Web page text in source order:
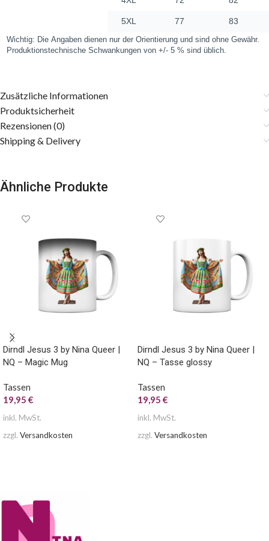
Zusätzliche Informationen
Produktsicherheit
Rezensionen (0)
Shipping & Delivery
Ähnliche Produkte
Dirndl Jesus 3 by Nina Queer |
NQ – Magic Mug
Tassen
19,95 €
inkl. MwSt.
zzgl. Versandkosten
Dirndl Jesus 3 by Nina Queer |
NQ – Tasse glossy
Tassen
19,95 €
inkl. MwSt.
zzgl. Versandkosten